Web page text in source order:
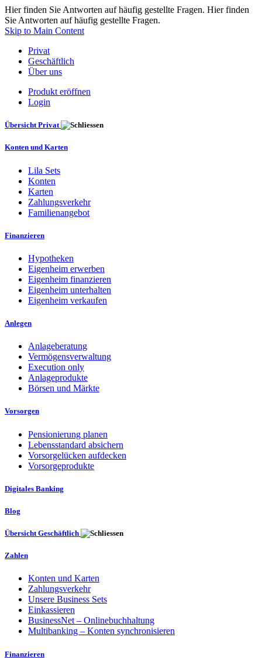
Hier finden Sie Antworten auf häufig gestellte Fragen. Hier finden
Sie Antworten auf häufig gestellte Fragen.
Skip to Main Content
Privat
Geschäftlich
Über uns
Produkt eröffnen
Login
Übersicht Privat
Konten und Karten
Lila Sets
Konten
Karten
Zahlungsverkehr
Familienangebot
Finanzieren
Hypotheken
Eigenheim erwerben
Eigenheim finanzieren
Eigenheim unterhalten
Eigenheim verkaufen
Anlegen
Anlageberatung
Vermögensverwaltung
Execution only
Anlageprodukte
Börsen und Märkte
Vorsorgen
Pensionierung planen
Lebensstandard absichern
Vorsorgelücken aufdecken
Vorsorgeprodukte
Digitales Banking
Blog
Übersicht Geschäftlich
Zahlen
Konten und Karten
Zahlungsverkehr
Unsere Business Sets
Einkassieren
BusinessNet – Onlinebuchhaltung
Multibanking – Konten synchronisieren
Finanzieren